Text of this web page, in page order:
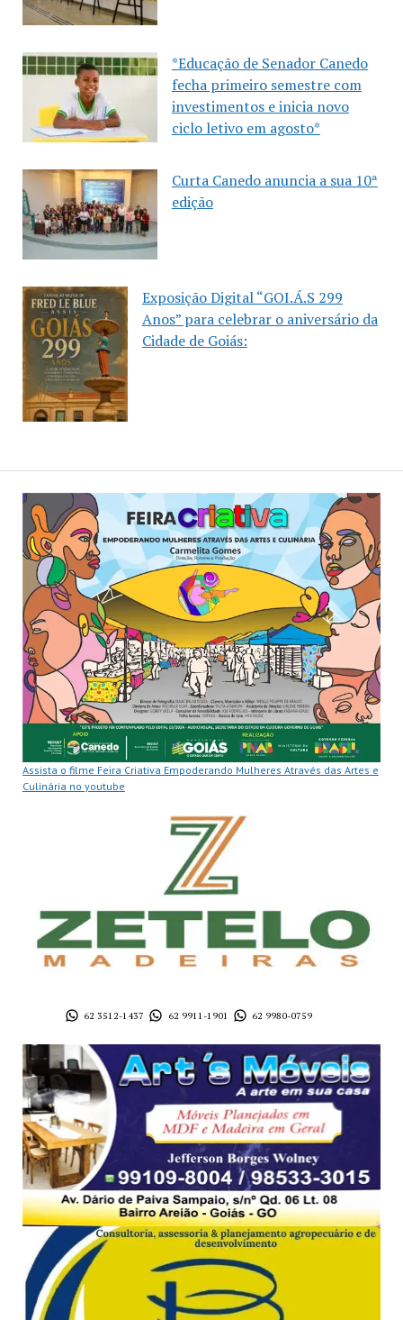
*Educação de Senador Canedo
fecha primeiro semestre com
investimentos e inicia novo
ciclo letivo em agosto*
Curta Canedo anuncia a sua 10ª
edição
Exposição Digital “GOI.Á.S 299
Anos” para celebrar o aniversário da
Cidade de Goiás:
Assista o filme Feira Criativa Empoderando Mulheres Através das Artes e
Culinária no youtube
62 3512-1437 62 9911-1901 62 9980-0759